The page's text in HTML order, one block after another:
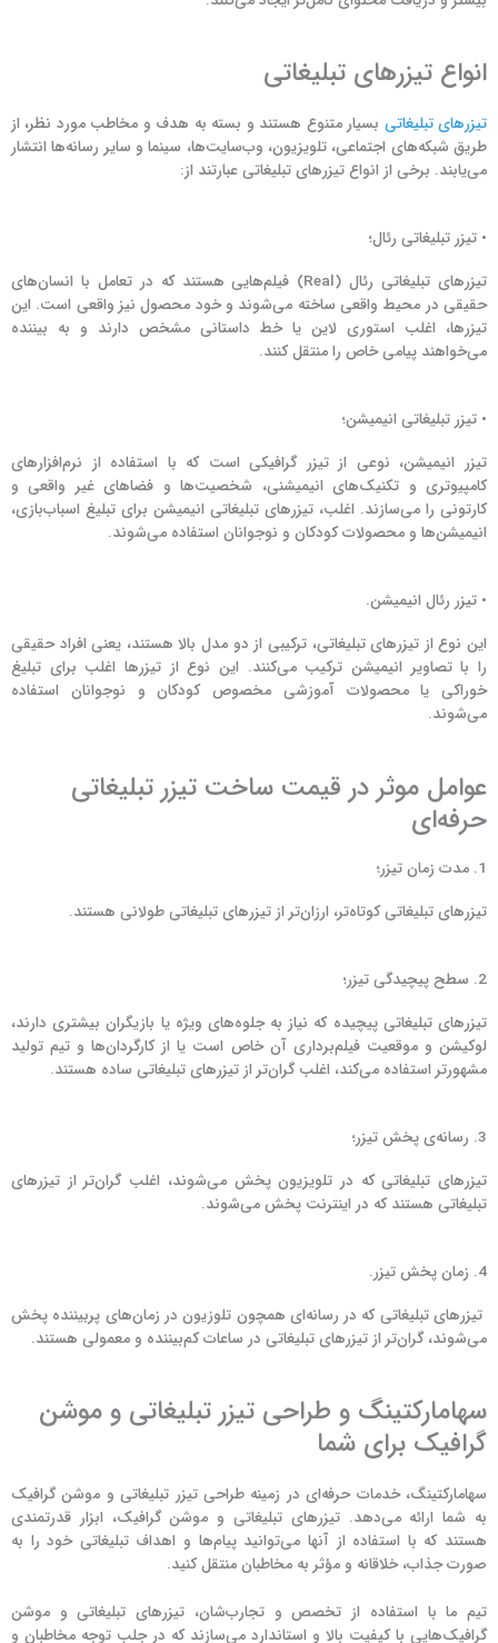
انواع تیزرهای تبلیغاتی
تیزرهای تبلیغاتی بسیار متنوع هستند و بسته به هدف و مخاطب مورد نظر، از
طریق شبکه‌های اجتماعی، تلویزیون، وب‌سایت‌ها، سینما و سایر رسانه‌ها انتشار
می‌یابند. برخی از انواع تیزرهای تبلیغاتی عبارتند از:
• تیزر تبلیغاتی رئال؛
تیزرهای تبلیغاتی رئال (Real) فیلم‌هایی هستند که در تعامل با انسان‌های
حقیقی در محیط واقعی ساخته می‌شوند و خود محصول نیز واقعی است. این
تیزرها، اغلب استوری لاین یا خط داستانی مشخص دارند و به بیننده
می‌خواهند پیامی خاص را منتقل کنند.
• تیزر تبلیغاتی انیمیشن؛
تیزر انیمیشن، نوعی از تیزر گرافیکی است که با استفاده از نرم‌افزارهای
کامپیوتری و تکنیک‌های انیمیشنی، شخصیت‌ها و فضاهای غیر واقعی و
کارتونی را می‌سازند. اغلب، تیزرهای تبلیغاتی انیمیشن برای تبلیغ اسباب‌بازی،
انیمیشن‌ها و محصولات کودکان و نوجوانان استفاده می‌شوند.
• تیزر رئال انیمیشن.
این نوع از تیزرهای تبلیغاتی، ترکیبی از دو مدل بالا هستند، یعنی افراد حقیقی
را با تصاویر انیمیشن ترکیب می‌کنند. این نوع از تیزرها اغلب برای تبلیغ
خوراکی یا محصولات آموزشی مخصوص کودکان و نوجوانان استفاده
می‌شوند.
عوامل موثر در قیمت ساخت تیزر تبلیغاتی
حرفه‌ای
1. مدت زمان تیزر؛
تیزرهای تبلیغاتی کوتاه‌تر، ارزان‌تر از تیزرهای تبلیغاتی طولانی‌ هستند.
2. سطح پیچیدگی تیزر؛
تیزرهای تبلیغاتی پیچیده‌ که نیاز به جلوه‌های ویژه یا بازیگران بیشتری دارند،
لوکیشن و موقعیت فیلم‌برداری آن خاص است یا از کارگردان‌ها و تیم تولید
مشهورتر استفاده می‌کند، اغلب گران‌تر از تیزرهای تبلیغاتی ساده‌ هستند.
3. رسانه‌ی پخش تیزر؛
تیزرهای تبلیغاتی که در تلویزیون پخش می‌شوند، اغلب گران‌تر از تیزرهای
تبلیغاتی هستند که در اینترنت پخش می‌شوند.
4. زمان پخش تیزر.
تیزرهای تبلیغاتی که در رسانه‌ای همچون تلوزیون در زمان‌های پربیننده پخش
می‌شوند، گران‌تر از تیزرهای تبلیغاتی در ساعات کم‌بیننده و معمولی هستند.
سهامارکتینگ و طراحی تیزر تبلیغاتی و موشن
گرافیک برای شما
سهامارکتینگ، خدمات حرفه‌ای در زمینه طراحی تیزر تبلیغاتی و موشن گرافیک
به شما ارائه می‌دهد. تیزرهای تبلیغاتی و موشن گرافیک، ابزار قدرتمندی
هستند که با استفاده از آنها می‌توانید پیام‌ها و اهداف تبلیغاتی خود را به
صورت جذاب، خلاقانه و مؤثر به مخاطبان منتقل کنید.
تیم ما با استفاده از تخصص و تجارب‌شان، تیزرهای تبلیغاتی و موشن
گرافیک‌هایی با کیفیت بالا و استاندارد می‌سازند که در جلب توجه مخاطبان و